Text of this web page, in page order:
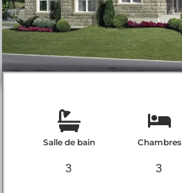
Salle de bain
3
Chambres
3